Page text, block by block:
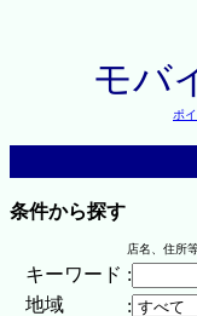
モバ
ポ
条件から探す
店名、住所
キーワード :
地域
: